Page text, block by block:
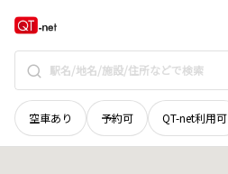
空車あり 予約可 QT-net利用可
石川県